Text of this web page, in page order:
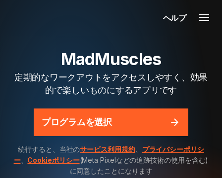
ヘルプ
MadMuscles
定期的なワークアウトをアクセスしやすく、効果
的で楽しいものにするアプリです
プログラムを選択
続行すると、当社のサービス利用規約、 プライバシーポリシ
ー、 Cookieポリシー(Meta Pixelなどの追跡技術の使用を含む)
に同意したことになります